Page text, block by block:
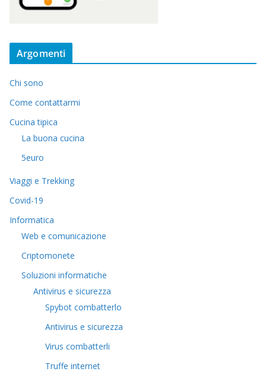
Argomenti
Chi sono
Come contattarmi
Cucina tipica
La buona cucina
5euro
Viaggi e Trekking
Covid-19
Informatica
Web e comunicazione
Criptomonete
Soluzioni informatiche
Antivirus e sicurezza
Spybot combatterlo
Antivirus e sicurezza
Virus combatterli
Truffe internet